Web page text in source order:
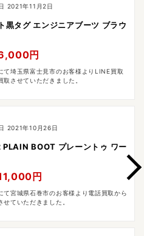
2021年11月2日
黒タグ エンジニアブーツ ブラウ
円
て埼玉県富士見市のお客様よりLINE買取
させていただきました。
2021年10月26日
BOOT プレーントゥ ワー
円
て宮城県石巻市のお客様より電話買取から
ていただきました。